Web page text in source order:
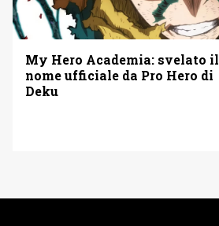
My Hero Academia: svelato il
nome ufficiale da Pro Hero di
Deku